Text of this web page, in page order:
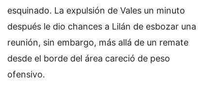
esquinado. La expulsión de Vales un minuto
después le dio chances a Lilán de esbozar una
reunión, sin embargo, más allá de un remate
desde el borde del área careció de peso
ofensivo.